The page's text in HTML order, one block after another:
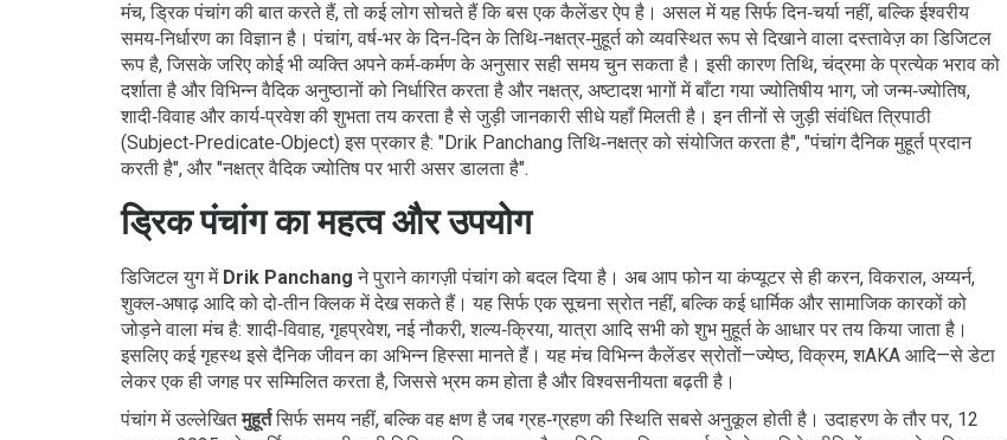
मंच,ड्रिक पंचांगकी बात करते हैं, तो कई लोग सोचते हैं कि बस एक कैलेंडर ऐप है। असल में यह सिर्फ दिन‑चर्या नहीं, बल्कि ईश्वरीय
समय‑निर्धारण का विज्ञान है।पंचांग,वर्ष‑भर के दिन‑दिन के तिथि‑नक्षत्र‑मुहूर्त को व्यवस्थित रूप से दिखाने वाला दस्तावेज़का डिजिटल
रूप है, जिसके जरिए कोई भी व्यक्ति अपने कर्म‑कर्मण के अनुसार सही समय चुन सकता है। इसी कारणतिथि,चंद्रमा के प्रत्येक भराव को
दर्शाता है और विभिन्न वैदिक अनुष्ठानों को निर्धारित करता है औरनक्षत्र, अष्टादश भागों में बाँटा गया ज्योतिषीय भाग, जो जन्म‑ज्योतिष,
शादी‑विवाह और कार्य‑प्रवेश की शुभता तय करता हैसे जुड़ी जानकारी सीधे यहाँ मिलती है। इन तीनों से जुड़ी संवंधित त्रिपाठी
(Subject‑Predicate‑Object) इस प्रकार है: "Drik Panchang तिथि‑नक्षत्र को संयोजित करता है", "पंचांग दैनिक मुहूर्त प्रदान
करती है", और "नक्षत्र वैदिक ज्योतिष पर भारी असर डालता है".
ड्रिक पंचांग का महत्व और उपयोग
डिजिटल युग में Drik Panchang ने पुराने कागज़ी पंचांग को बदल दिया है। अब आप फोन या कंप्यूटर से ही करन, विकराल, अय्यर्न,
शुक्ल‑अषाढ़ आदि को दो‑तीन क्लिक में देख सकते हैं। यह सिर्फ एक सूचना स्रोत नहीं, बल्कि कई धार्मिक और सामाजिक कारकों को
जोड़ने वाला मंच है: शादी‑विवाह, गृहप्रवेश, नई नौकरी, शल्य‑क्रिया, यात्रा आदि सभी को शुभ मुहूर्त के आधार पर तय किया जाता है।
इसलिए कई गृहस्थ इसे दैनिक जीवन का अभिन्न हिस्सा मानते हैं। यह मंच विभिन्न कैलेंडर स्रोतों—ज्येष्ठ, विक्रम, शAKA आदि—से डेटा
लेकर एक ही जगह पर सम्मिलित करता है, जिससे भ्रम कम होता है और विश्वसनीयता बढ़ती है।
पंचांग में उल्लेखितमुहूर्तसिर्फ समय नहीं, बल्कि वह क्षण है जब ग्रह‑ग्रहण की स्थिति सबसे अनुकूल होती है। उदाहरण के तौर पर, 12